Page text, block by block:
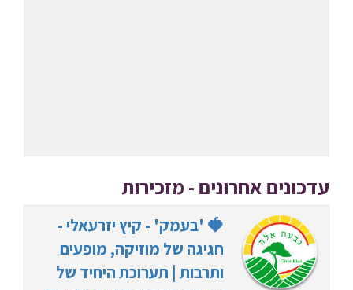
עדכונים אחרונים - מזכירות
🍓 'בעמק' - קיץ יזרעאלי -
חגיגה של מוזיקה, מופעים
ותרבות | תערוכת היחיד של